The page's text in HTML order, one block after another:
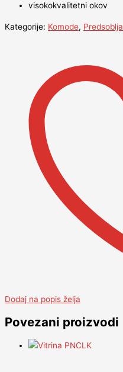
visokokvalitetni okov
Kategorije: Komode, Predsoblja
Dodaj na popis želja
Povezani proizvodi